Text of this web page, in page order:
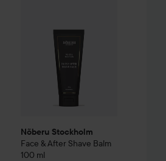
Nõberu Stockholm
Face & After Shave Balm
100 ml